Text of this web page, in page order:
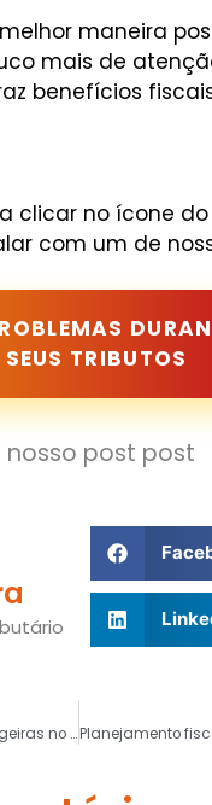
maneira
mais de
benefícios
clicar no ícone
com um de
SEUS TRIBUTOS
nosso post post
Nacionalização de empresas estrangeiras no Brasil: como fazer?